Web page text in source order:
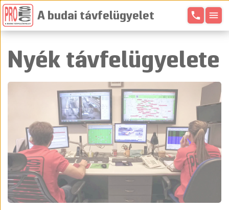
A budai távfelügyelet phone menu
Nyék távfelügyelete